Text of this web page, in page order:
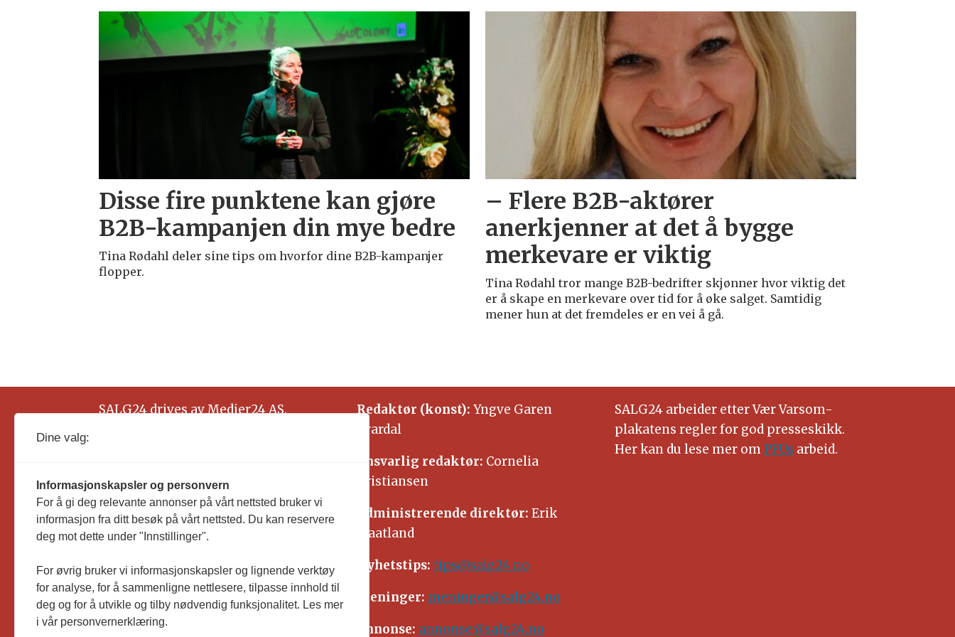
adcolony
Disse fire punktene kan gjøre
B2B-kampanjen din mye bedre
Tina Rødahl deler sine tips om hvorfor dine B2B-kampanjer
flopper.
– Flere B2B-aktører
anerkjenner at det å bygge
merkevare er viktig
Tina Rødahl tror mange B2B-bedrifter skjønner hvor viktig det
er å skape en merkevare over tid for å øke salget. Samtidig
mener hun at det fremdeles er en vei å gå.
SALG24 drives av Medier24 AS.
Redaktør (konst): Yngve Garen
Svardal
Ansvarlig redaktør: Cornelia
Kristiansen
Administrerende direktør: Erik
Waatland
Nyhetstips: tips@salg24.no
Meninger: meninger@salg24.no
Annonse: annonse@salg24.no
SALG24 arbeider etter Vær Varsom-
plakatens regler for god presseskikk.
Her kan du lese mer omPFUs arbeid.
Dine valg:
Informasjonskapsler og personvern
For å gi deg relevante annonser på vårt nettsted bruker vi
informasjon fra ditt besøk på vårt nettsted. Du kan reservere
deg mot dette under "Innstillinger".
For øvrig bruker vi informasjonskapsler og lignende verktøy
for analyse, for å sammenligne nettlesere, tilpasse innhold til
deg og for å utvikle og tilby nødvendig funksjonalitet. Les mer
i vår personvernerklæring.